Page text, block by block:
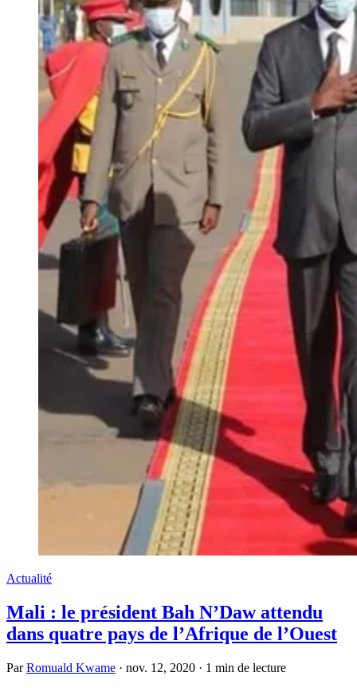
Actualité
Mali : le président Bah N’Daw attendu
dans quatre pays de l’Afrique de l’Ouest
ParRomuald Kwame · nov. 12, 2020 · 1 min de lecture